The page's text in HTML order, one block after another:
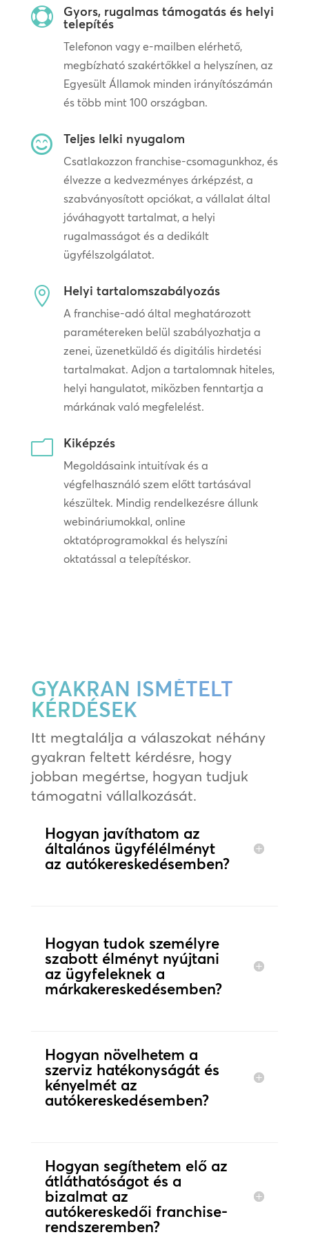
 Gyors, rugalmas támogatás és helyi
telepítés
Telefonon vagy e-mailben elérhető,
megbízható szakértőkkel a helyszínen, az
Egyesült Államok minden irányítószámán
és több mint 100 országban.
 Teljes lelki nyugalom
Csatlakozzon franchise-csomagunkhoz, és
élvezze a kedvezményes árképzést, a
szabványosított opciókat, a vállalat által
jóváhagyott tartalmat, a helyi
rugalmasságot és a dedikált
ügyfélszolgálatot.
 Helyi tartalomszabályozás
A franchise-adó által meghatározott
paramétereken belül szabályozhatja a
zenei, üzenetküldő és digitális hirdetési
tartalmakat. Adjon a tartalomnak hiteles,
helyi hangulatot, miközben fenntartja a
márkának való megfelelést.
m Kiképzés
Megoldásaink intuitívak és a
végfelhasználó szem előtt tartásával
készültek. Mindig rendelkezésre állunk
webináriumokkal, online
oktatóprogramokkal és helyszíni
oktatással a telepítéskor.
GYAKRAN ISMÉTELT
KÉRDÉSEK
Itt megtalálja a válaszokat néhány
gyakran feltett kérdésre, hogy
jobban megértse, hogyan tudjuk
támogatni vállalkozását.
Hogyan javíthatom az
általános ügyfélélményt
az autókereskedésemben?
Hogyan tudok személyre
szabott élményt nyújtani
az ügyfeleknek a
márkakereskedésemben?
Hogyan növelhetem a
szerviz hatékonyságát és
kényelmét az
autókereskedésemben?
Hogyan segíthetem elő az
átláthatóságot és a
bizalmat az
autókereskedői franchise-
rendszeremben?